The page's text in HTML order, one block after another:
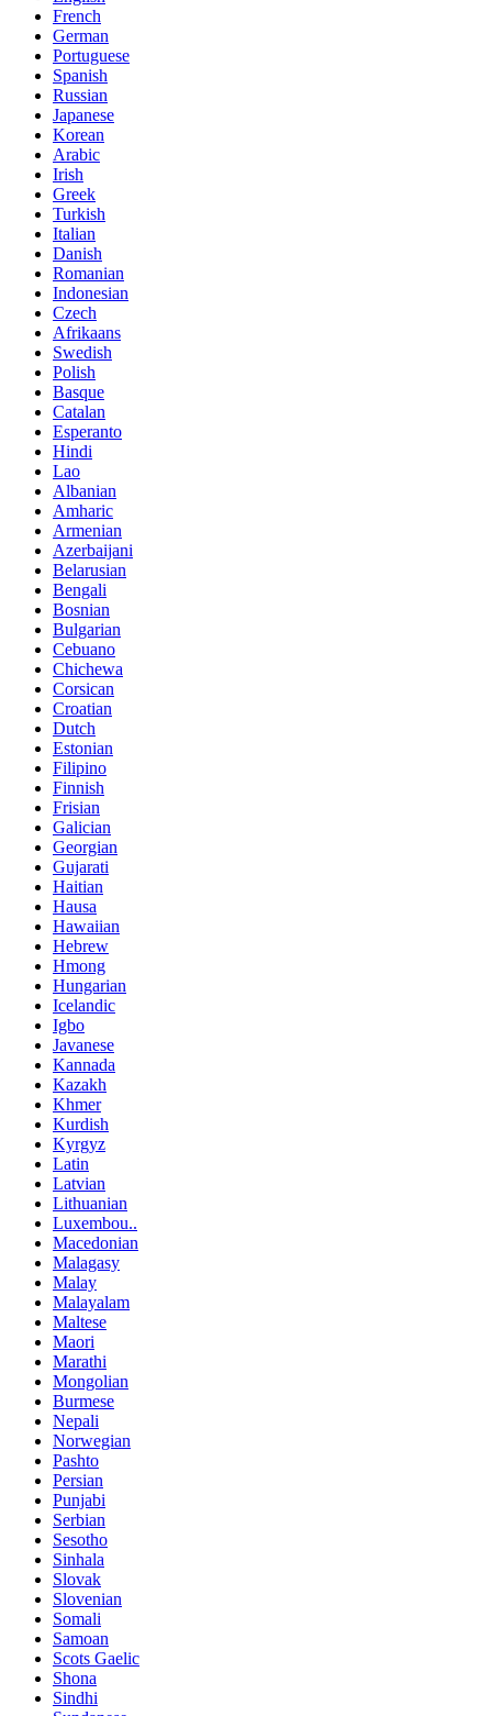
French
German
Portuguese
Spanish
Russian
Japanese
Korean
Arabic
Irish
Greek
Turkish
Italian
Danish
Romanian
Indonesian
Czech
Afrikaans
Swedish
Polish
Basque
Catalan
Esperanto
Hindi
Lao
Albanian
Amharic
Armenian
Azerbaijani
Belarusian
Bengali
Bosnian
Bulgarian
Cebuano
Chichewa
Corsican
Croatian
Dutch
Estonian
Filipino
Finnish
Frisian
Galician
Georgian
Gujarati
Haitian
Hausa
Hawaiian
Hebrew
Hmong
Hungarian
Icelandic
Igbo
Javanese
Kannada
Kazakh
Khmer
Kurdish
Kyrgyz
Latin
Latvian
Lithuanian
Luxembou..
Macedonian
Malagasy
Malay
Malayalam
Maltese
Maori
Marathi
Mongolian
Burmese
Nepali
Norwegian
Pashto
Persian
Punjabi
Serbian
Sesotho
Sinhala
Slovak
Slovenian
Somali
Samoan
Scots Gaelic
Shona
Sindhi